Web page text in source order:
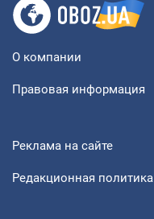
О компании
Правовая информация
Реклама на сайте
Редакционная политика